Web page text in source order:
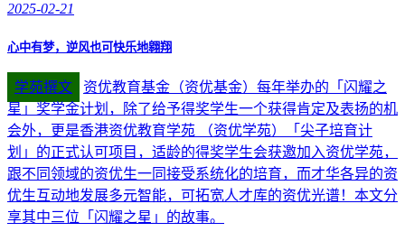
2025-02-21
心中有梦，逆风也可快乐地翱翔
学苑撰文
资优教育基金（资优基金）每年举办的「闪耀之
星」奖学金计划，除了给予得奖学生一个获得肯定及表扬的机
会外，更是香港资优教育学苑 （资优学苑）「尖子培育计
划」的正式认可项目，适龄的得奖学生会获邀加入资优学苑，
跟不同领域的资优生一同接受系统化的培育，而才华各异的资
优生互动地发展多元智能，可拓宽人才库的资优光谱！本文分
享其中三位「闪耀之星」的故事。